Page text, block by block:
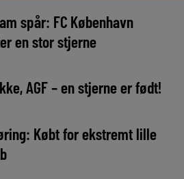
spår: FC København
en stor stjerne
AGF – en stjerne er født!
Købt for ekstremt lille